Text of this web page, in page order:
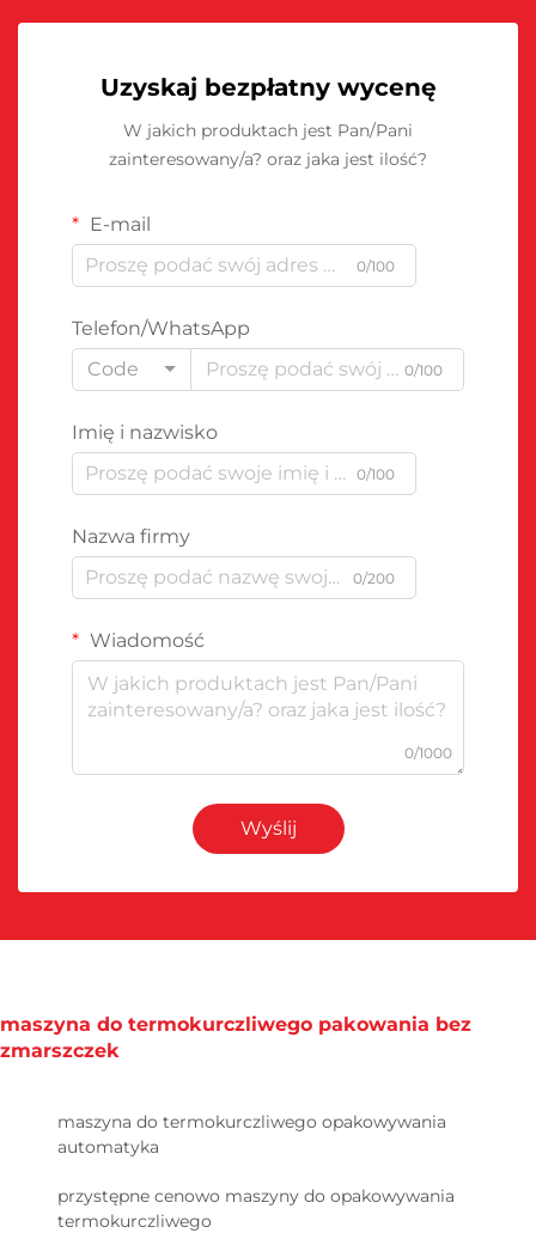
Uzyskaj bezpłatny wycenę
W jakich produktach jest Pan/Pani
zainteresowany/a? oraz jaka jest ilość?
E-mail
0/100
Telefon/WhatsApp
Code
0/100
Imię i nazwisko
0/100
Nazwa firmy
0/200
Wiadomość
0/1000
Wyślij
maszyna do termokurczliwego pakowania bez
zmarszczek
maszyna do termokurczliwego opakowywania
automatyka
przystępne cenowo maszyny do opakowywania
termokurczliwego